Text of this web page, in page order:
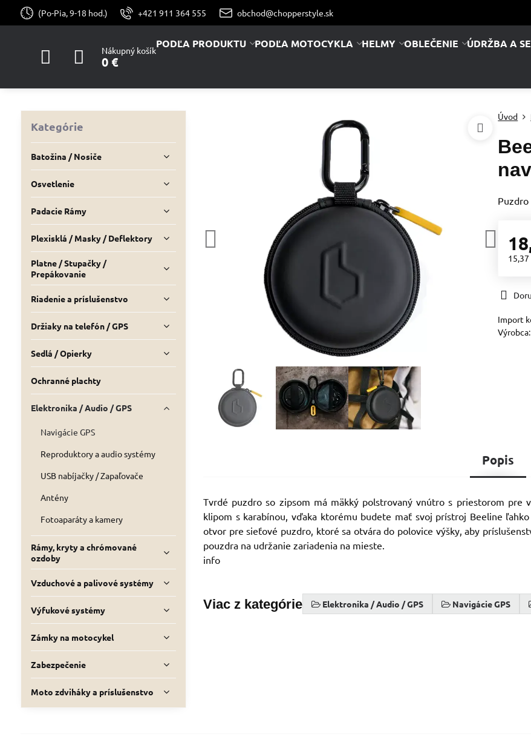
(Po-Pia, 9-18 hod.) +421 911 364 555 obchod@chopperstyle.sk
Nákupný košík
0 €
PODĽA PRODUKTU PODĽA MOTOCYKLA HELMY OBLEČENIE ÚDRŽBA A
Úvod
15,37
Import
Výrobca:
Popis
Tvrdé puzdro so zipsom má mäkký polstrovaný vnútro s priestorom pre
klipom s karabínou, vďaka ktorému budete mať svoj prístroj Beeline
otvor pre sieťové puzdro, ktoré sa otvára do polovice výšky, aby
pouzdra na udržanie zariadenia na mieste.
info
Viac z kategórie Elektronika / Audio / GPS Navigácie GPS
Kategórie
Batožina / Nosiče
Osvetlenie
Padacie Rámy
Plexisklá / Masky / Deflektory
Platne / Stupačky /
Prepákovanie
Riadenie a príslušenstvo
Držiaky na telefón / GPS
Sedlá / Opierky
Ochranné plachty
Elektronika / Audio / GPS
Navigácie GPS
Reproduktory a audio systémy
USB nabíjačky / Zapaľovače
Antény
Fotoaparáty a kamery
Rámy, kryty a chrómované
ozdoby
Vzduchové a palivové systémy
Výfukové systémy
Zámky na motocykel
Zabezpečenie
Moto zdviháky a príslušenstvo